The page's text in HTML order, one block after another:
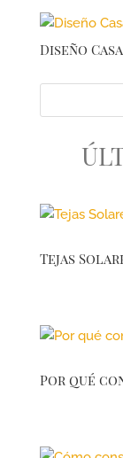
Diseño
Tejas
Por qué